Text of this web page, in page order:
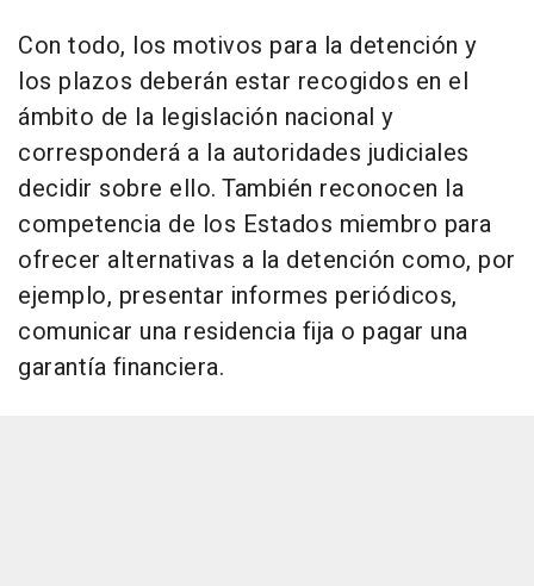
Con todo, los motivos para la detención y
los plazos deberán estar recogidos en el
ámbito de la legislación nacional y
corresponderá a la autoridades judiciales
decidir sobre ello. También reconocen la
competencia de los Estados miembro para
ofrecer alternativas a la detención como, por
ejemplo, presentar informes periódicos,
comunicar una residencia fija o pagar una
garantía financiera.